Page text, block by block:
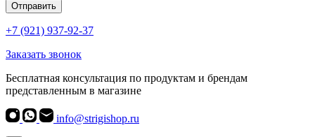
Отправить
+7 (921) 937-92-37
Заказать звонок
Бесплатная консультация по продуктам и брендам
представленным в магазине
info@strigishop.ru